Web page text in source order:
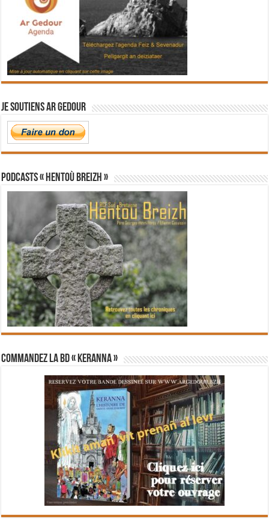
Je soutiens Ar Gedour
PODCASTS « Hentoù Breizh »
Commandez la BD « Keranna »